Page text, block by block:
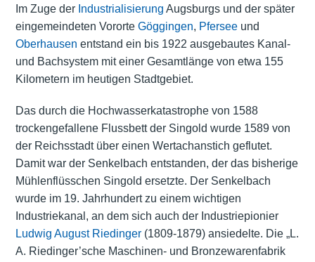
Im Zuge der Industrialisierung Augsburgs und der später
eingemeindeten Vororte Göggingen, Pferseeund
Oberhausen entstand ein bis 1922 ausgebautes Kanal-
und Bachsystem mit einer Gesamtlänge von etwa 155
Kilometern im heutigen Stadtgebiet.
Das durch die Hochwasserkatastrophe von 1588
trockengefallene Flussbett der Singold wurde 1589 von
der Reichsstadt über einen Wertachanstich geflutet.
Damit war der Senkelbach entstanden, der das bisherige
Mühlenflüsschen Singold ersetzte. Der Senkelbach
wurde im 19. Jahrhundert zu einem wichtigen
Industriekanal, an dem sich auch der Industriepionier
Ludwig August Riedinger(1809-1879) ansiedelte. Die „L.
A. Riedinger’sche Maschinen- und Bronzewarenfabrik